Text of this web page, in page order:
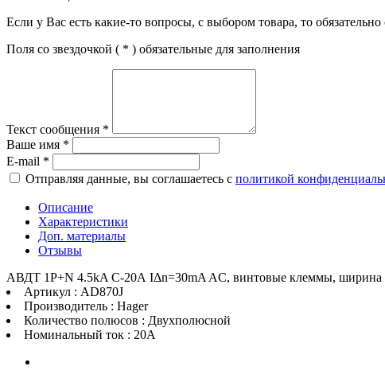
Если у Вас есть какие-то вопросы, с выбором товара, то
Поля со звездочкой ( * ) обязательные для заполнения
Текст сообщения *
Ваше имя *
E-mail *
Отправляя данные, вы соглашаетесь с политикой
Описание
Характеристики
Доп. материалы
Отзывы
АВДТ 1P+N 4.5kA C-20A IΔn=30mA AC, винтовые клеммы,
Артикул : AD870J
Производитель : Hager
Количество полюсов : Двухполюсной
Номинальный ток : 20A